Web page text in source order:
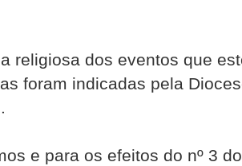
religiosa dos eventos que
foram indicadas pela
e para os efeitos do nº 3